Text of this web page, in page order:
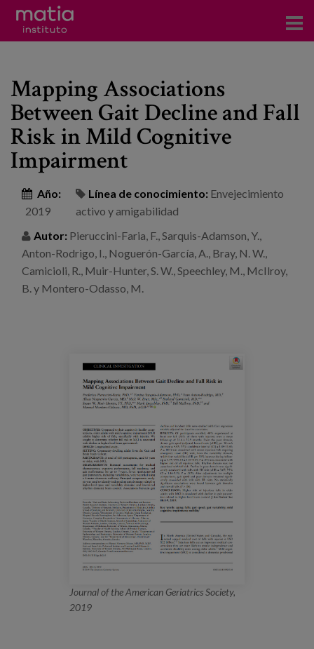
Investigación
Publicaciones
Participación en foros
Formación
Eventos
Noticias
Trabaja con nosotros
Canal de denuncias
Mapping Associations
Between Gait Decline and Fall
Risk in Mild Cognitive
Impairment
Año:
2019
Línea de conocimiento: Envejecimiento
activo y amigabilidad
Autor: Pieruccini-Faria, F., Sarquis-Adamson, Y.,
Anton-Rodrigo, I., Noguerón-García, A., Bray, N. W.,
Camicioli, R., Muir-Hunter, S. W., Speechley, M., McIlroy,
B. y Montero-Odasso, M.
Journal of the American Geriatrics Society,
2019